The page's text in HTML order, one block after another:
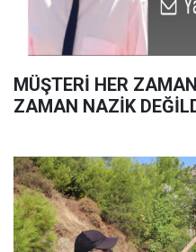
MÜŞTERİ HER
ZAMAN NAZİK